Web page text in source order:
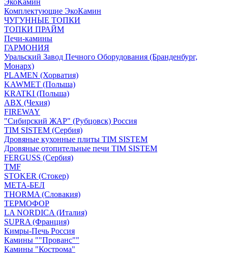
ЭкоКамин
Комплектующие ЭкоКамин
ЧУГУННЫЕ ТОПКИ
ТОПКИ ПРАЙМ
Печи-камины
ГАРМОНИЯ
Уральский Завод Печного Оборудования (Бранденбург,
Монарх)
PLAMEN (Хорватия)
KAWMET (Польша)
KRATKI (Польша)
ABX (Чехия)
FIREWAY
"Сибирский ЖАР" (Рубцовск) Россия
TIM SISTEM (Сербия)
Дровяные кухонные плиты TIM SISTEM
Дровяные отопительные печи TIM SISTEM
FERGUSS (Сербия)
TMF
STOKER (Стокер)
МЕТА-БЕЛ
THORMA (Словакия)
ТЕРМОФОР
LA NORDICA (Италия)
SUPRA (Франция)
Кимры-Печь Россия
Камины ""Прованс""
Камины "Кострома"